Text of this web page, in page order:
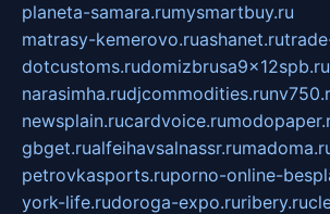
planeta-samara.rumysmartbuy.ru
matrasy-kemerovo.ruashanet.ru
dotcustoms.rudomizbrusa9x12spb.ru
narasimha.rudjcommodities.ru
newsplain.rucardvoice.ru
gbget.rualfeihavsalnassr.ru
petrovkasports.ruporno-online-
york-life.rudoroga-expo.ruribery.ru